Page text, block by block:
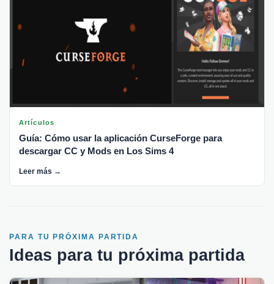
Artículos
Guía: Cómo usar la aplicación CurseForge para
descargar CC y Mods en Los Sims 4
Leer más →
PARA TU PRÓXIMA PARTIDA
Ideas para tu próxima partida